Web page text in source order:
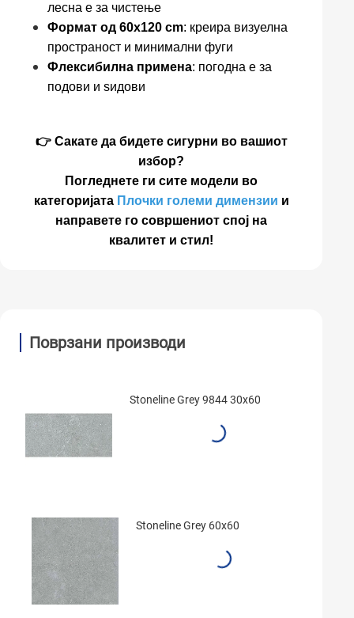
лесна е за чистење
Формат од 60x120 cm: креира визуелна
пространост и минимални фуги
Флексибилна примена: погодна е за
подови и ѕидови
👉 Сакате да бидете сигурни во вашиот
избор?
Погледнете ги сите модели во
категоријата Плочки големи димензии и
направете го совршениот спој на
квалитет и стил!
Поврзани производи
Stoneline Grey 9844 30x60
Stoneline Grey 60x60